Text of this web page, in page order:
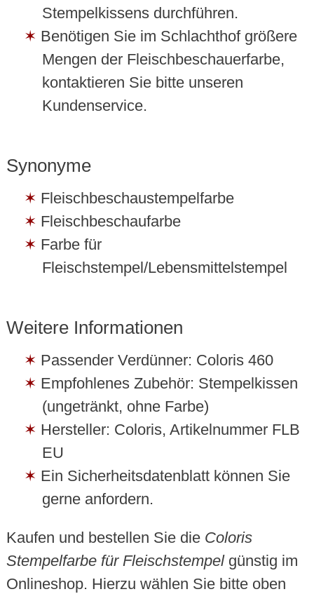
Stempelkissens durchführen.
Benötigen Sie im Schlachthof größere
Mengen der Fleischbeschauerfarbe,
kontaktieren Sie bitte unseren
Kundenservice.
Synonyme
Fleischbeschaustempelfarbe
Fleischbeschaufarbe
Farbe für
Fleischstempel/Lebensmittelstempel
Weitere Informationen
Passender Verdünner: Coloris 460
Empfohlenes Zubehör: Stempelkissen
(ungetränkt, ohne Farbe)
Hersteller: Coloris, Artikelnummer FLB
EU
Ein Sicherheitsdatenblatt können Sie
gerne anfordern.
Kaufen und bestellen Sie die Coloris
Stempelfarbe für Fleischstempelgünstig im
Onlineshop. Hierzu wählen Sie bitte oben